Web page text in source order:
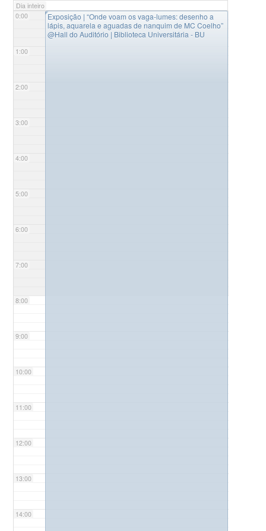
Dia inteiro
0:00
1:00
2:00
3:00
4:00
5:00
6:00
7:00
8:00
9:00
10:00
11:00
12:00
13:00
14:00
◤Exposição | “Onde voam os vaga-lumes: desenho a
lápis, aquarela e aguadas de nanquim de MC Coelho”
@Hall do Auditório | Biblioteca Universitária - BU